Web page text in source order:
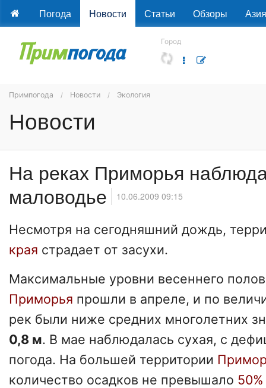
Погода Новости Статьи Обзоры Азия
Город
Примпогода Новости Экология
Новости
На реках Приморья
маловодье
10.06.2009 09:15
Несмотря на сегодняшний дождь,
края страдает от засухи.
Максимальные уровни весеннего
Приморья прошли в апреле, и по
рек были ниже средних многолетних
0,8 м. В мае наблюдалась сухая, с
погода. На большей территории
количество осадков не превышало 50%